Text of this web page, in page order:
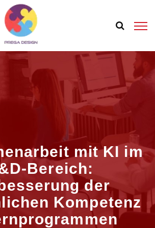
mit KI im
Bereich:
der
Kompetenz